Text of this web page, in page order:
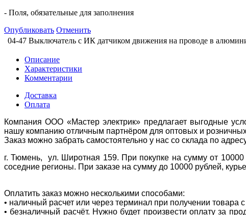
- Поля, обязательные для заполнения
Опубликовать Отменить
04-47 Выключатель с ИК датчиком движения на проводе в
Описание
Характеристики
Комментарии
Доставка
Оплата
Компания ООО «Мастер электрик» предлагает выгодные
нашу компанию отличным партнёром для оптовых и
Заказ можно забрать самостоятельно у нас со склада по
г. Тюмень, ул. Широтная 159. При покупке на сумму от
соседние регионы. При заказе на сумму до 10000 рублей,
Оплатить заказ можно несколькими способами:
• наличный расчет или через терминал при получении товара
• безналичный расчёт. Нужно будет произвести оплату за